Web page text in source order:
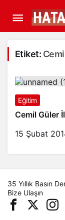
Etiket:
Eğitim
Cemil Güler
15 Şubat
35 Yıllık Basın
Bize Ulaşın